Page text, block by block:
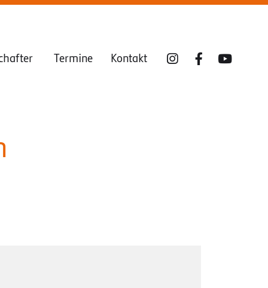
Termine Kontakt